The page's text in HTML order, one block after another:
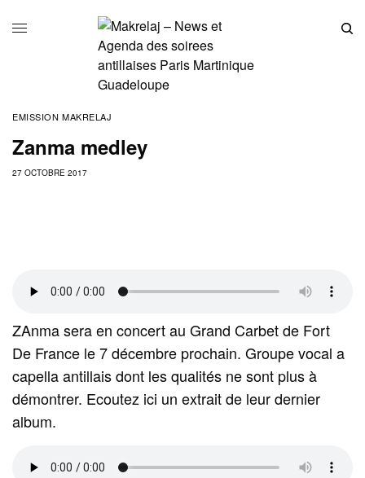
EMISSION MAKRELAJ
Zanma medley
27 OCTOBRE 2017
ZAnma sera en concert au Grand Carbet de Fort
De France le 7 décembre prochain. Groupe vocal a
capella antillais dont les qualités ne sont plus à
démontrer. Ecoutez ici un extrait de leur dernier
album.